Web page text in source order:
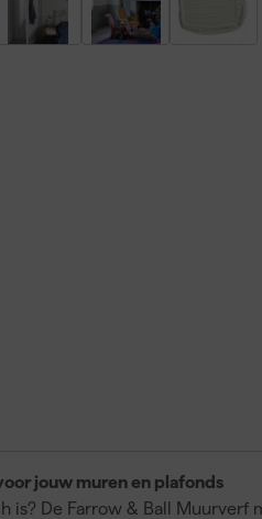
jouw muren en plafonds
is? De Farrow & Ball Muurverf